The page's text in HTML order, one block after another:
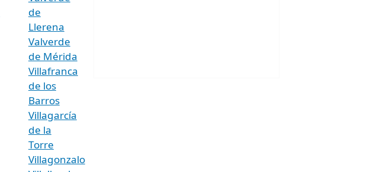
de
Llerena
Valverde
de Mérida
Villafranca
de los
Barros
Villagarcía
de la
Torre
Villagonzalo